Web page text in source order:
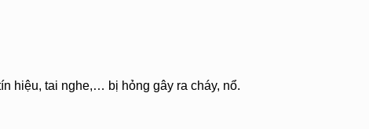
hiệu, tai nghe,… bị hỏng gây ra cháy, nổ.